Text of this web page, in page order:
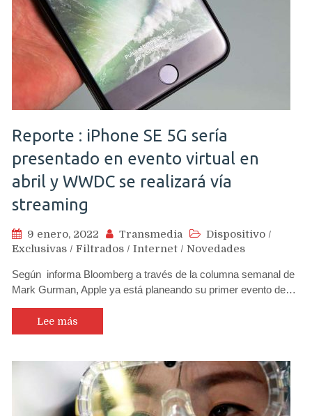
Reporte : iPhone SE 5G sería
presentado en evento virtual en
abril y WWDC se realizará vía
streaming
9 enero, 2022 Transmedia Dispositivo /
Exclusivas / Filtrados / Internet / Novedades
Según informa Bloomberg a través de la columna semanal de
Mark Gurman, Apple ya está planeando su primer evento de…
Lee más